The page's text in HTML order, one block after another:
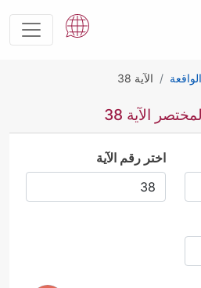
الواقعة الآية 38
الآية 38
اختر رقم الآية